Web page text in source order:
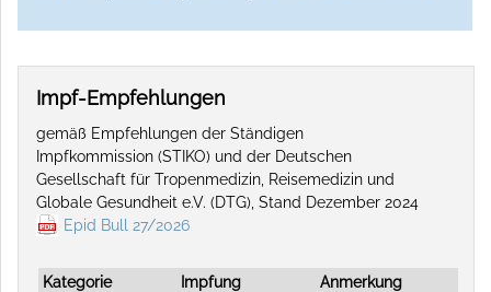
Impf-Empfehlungen
gemäß Empfehlungen der Ständigen
Impfkommission (STIKO) und der Deutschen
Gesellschaft für Tropenmedizin, Reisemedizin und
Globale Gesundheit e.V. (DTG), Stand Dezember 2024
Epid Bull 27/2026
Kategorie Impfung
Anmerkung